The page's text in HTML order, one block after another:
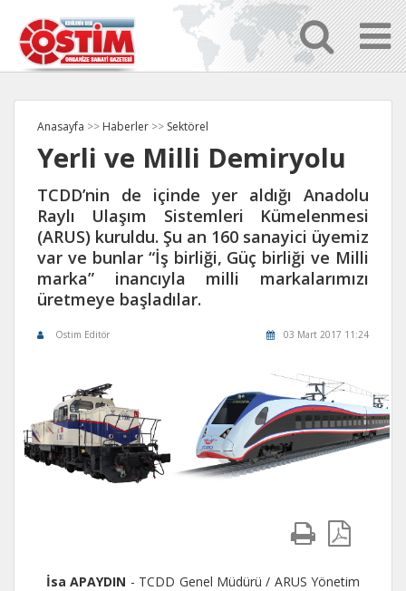
Anasayfa >> Haberler >> Sektörel
Yerli ve Milli Demiryolu
TCDD’nin de içinde yer aldığı Anadolu
Raylı Ulaşım Sistemleri Kümelenmesi
(ARUS) kuruldu. Şu an 160 sanayici üyemiz
var ve bunlar “İş birliği, Güç birliği ve Milli
marka” inancıyla milli markalarımızı
üretmeye başladılar.
Ostim Editör 03 Mart 2017 11:24
İsa APAYDIN - TCDD Genel Müdürü / ARUS Yönetim